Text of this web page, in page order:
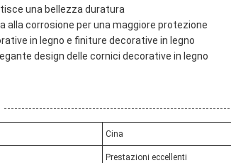
una bellezza duratura
corrosione per una maggiore protezione
in legno e finiture decorative in legno
design delle cornici decorative in legno
Cina
Prestazioni eccellenti